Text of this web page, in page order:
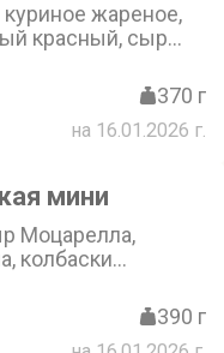
жареное,
красный, сыр
370 г
на 16.01.2026 г.
мини
Моцарелла,
колбаски
помидор, зелень
390 г